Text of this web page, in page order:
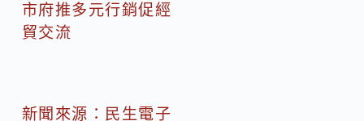
市府推多元行銷促經
貿交流
新聞來源：民生電子